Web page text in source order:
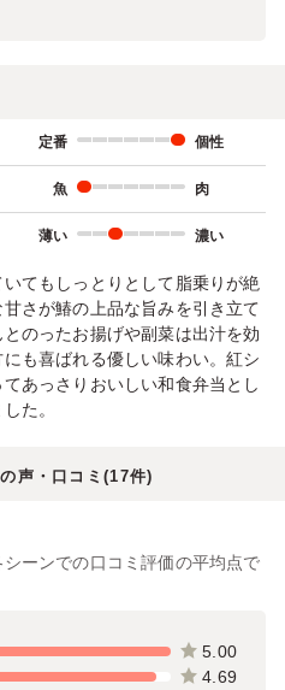
定番 個性
魚 肉
薄い 濃い
てもしっとりとして脂乗りが絶
さが鰆の上品な旨みを引き立て
のったお揚げや副菜は出汁を効
も喜ばれる優しい味わい。紅シ
あっさりおいしい和食弁当とし
た。
声・口コミ(17件)
ーンでの口コミ評価の平均点で
5.00
4.69